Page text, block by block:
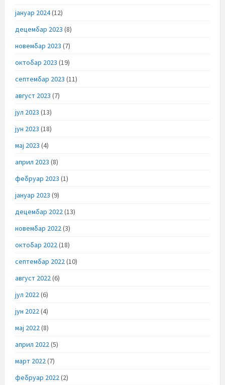
јануар 2024(12)
децембар 2023 (8)
новембар 2023 (7)
октобар 2023 (19)
септембар 2023 (11)
август 2023 (7)
јул 2023 (13)
јун 2023 (18)
мај 2023 (4)
април 2023 (8)
фебруар 2023 (1)
јануар 2023 (9)
децембар 2022(13)
новембар 2022(3)
октобар 2022(18)
септембар 2022(10)
август 2022(6)
јул 2022(6)
јун 2022(4)
мај 2022(8)
април 2022(5)
март 2022(7)
фебруар 2022(2)